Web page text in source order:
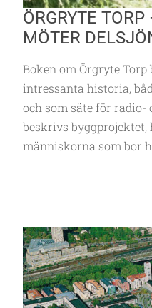
ÖRGRYTE
MÖTER
Boken om Örgryte
intressanta historia,
och som säte för
beskrivs byggprojektet,
människorna som bor